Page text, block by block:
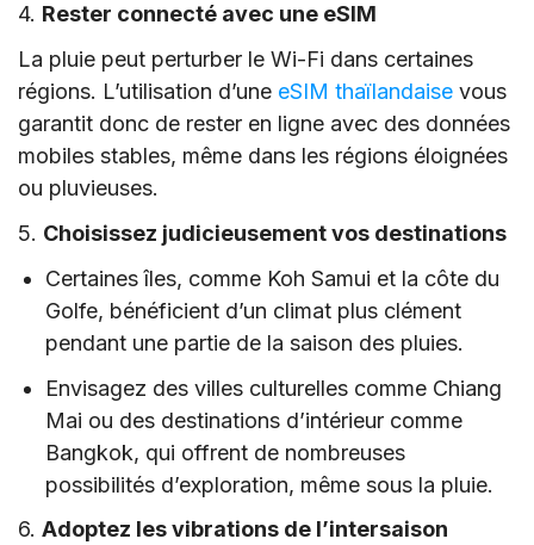
4. Rester connecté avec une eSIM
La pluie peut perturber le Wi-Fi dans certaines
régions. L’utilisation d’une eSIM thaïlandaise vous
garantit donc de rester en ligne avec des données
mobiles stables, même dans les régions éloignées
ou pluvieuses.
5. Choisissez judicieusement vos destinations
Certaines îles, comme Koh Samui et la côte du
Golfe, bénéficient d’un climat plus clément
pendant une partie de la saison des pluies.
Envisagez des villes culturelles comme Chiang
Mai ou des destinations d’intérieur comme
Bangkok, qui offrent de nombreuses
possibilités d’exploration, même sous la pluie.
6. Adoptez les vibrations de l’intersaison